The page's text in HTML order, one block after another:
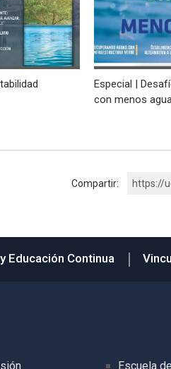
Especial |
con menos
Compartir: https://
Educación Continua
Escuela